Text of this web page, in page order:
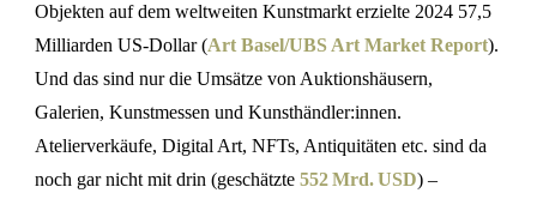
Objekten auf dem weltweiten Kunstmarkt erzielte 2024 57,5
Milliarden US-Dollar (Art Basel/UBS Art Market Report).
Und das sind nur die Umsätze von Auktionshäusern,
Galerien, Kunstmessen und Kunsthändler:innen.
Atelierverkäufe, Digital Art, NFTs, Antiquitäten etc. sind da
noch gar nicht mit drin (geschätzte 552 Mrd. USD) –